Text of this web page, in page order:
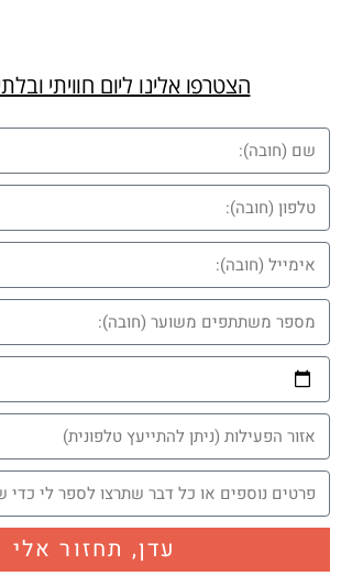
הצטרפו אלינו ליום חוויתי
עדן, תחזור אלי